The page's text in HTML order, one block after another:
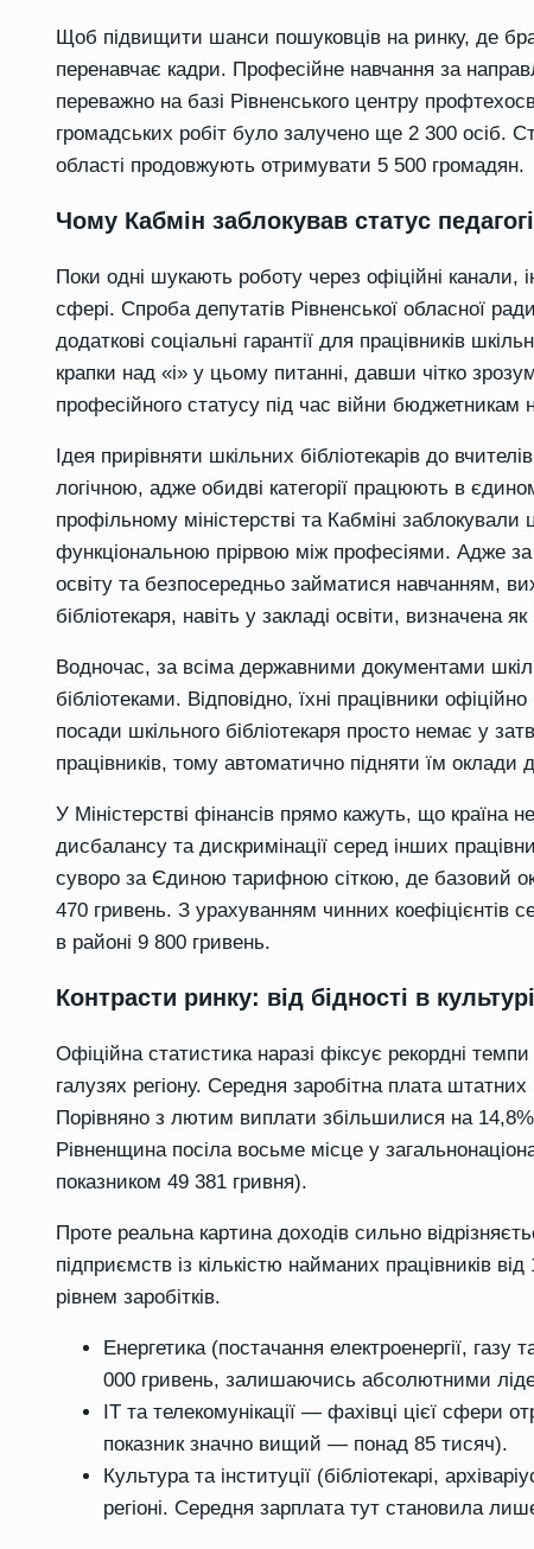
Щоб підвищити шанси пошуковців на ринку, де
перенавчає кадри. Професійне навчання за
переважно на базі Рівненського центру
громадських робіт було залучено ще 2 300 осіб.
області продовжують отримувати 5 500 громадян.
Чому Кабмін заблокував статус
Поки одні шукають роботу через офіційні
сфері. Спроба депутатів Рівненської обласної
додаткові соціальні гарантії для працівників
крапки над «і» у цьому питанні, давши чітко
професійного статусу під час війни бюджетникам
Ідея прирівняти шкільних бібліотекарів до
логічною, адже обидві категорії працюють в
профільному міністерстві та Кабміні
функціональною прірвою між професіями. Адже за
освіту та безпосередньо займатися навчанням,
бібліотекаря, навіть у закладі освіти, визначена
Водночас, за всіма державними документами
бібліотеками. Відповідно, їхні працівники
посади шкільного бібліотекаря просто немає у
працівників, тому автоматично підняти їм оклади
У Міністерстві фінансів прямо кажуть, що країна
дисбалансу та дискримінації серед інших
суворо за Єдиною тарифною сіткою, де базовий
470 гривень. З урахуванням чинних коефіцієнтів
в районі 9 800 гривень.
Контрасти ринку: від бідності в
Офіційна статистика наразі фіксує рекордні
галузях регіону. Середня заробітна плата
Порівняно з лютим виплати збільшилися на
Рівненщина посіла восьме місце у
показником 49 381 гривня).
Проте реальна картина доходів сильно
підприємств із кількістю найманих працівників
рівнем заробітків.
Енергетика (постачання електроенергії,
000 гривень, залишаючись абсолютними
ІТ та телекомунікації — фахівці цієї сфери
показник значно вищий — понад 85 тисяч).
Культура та інституції (бібліотекарі,
регіоні. Середня зарплата тут становила